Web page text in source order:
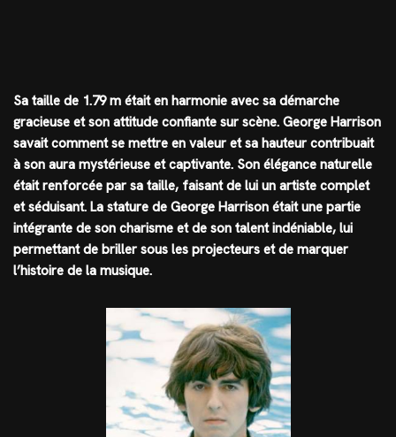
Sa taille de 1.79 m était en harmonie avec sa démarche
gracieuse et son attitude confiante sur scène. George Harrison
savait comment se mettre en valeur et sa hauteur contribuait
à son aura mystérieuse et captivante. Son élégance naturelle
était renforcée par sa taille, faisant de lui un artiste complet
et séduisant. La stature de George Harrison était une partie
intégrante de son charisme et de son talent indéniable, lui
permettant de briller sous les projecteurs et de marquer
l’histoire de la musique.